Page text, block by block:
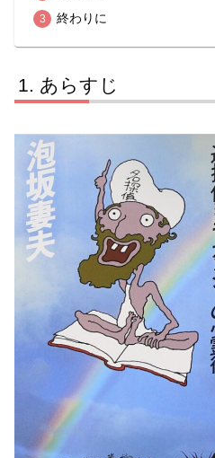
終わりに
あらすじ